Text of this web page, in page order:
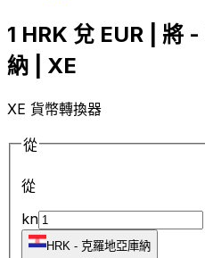
1 HRK 兌 EUR | 將
納 | XE
XE 貨幣轉換器
從
從
kn
HRK - 克羅地亞庫納